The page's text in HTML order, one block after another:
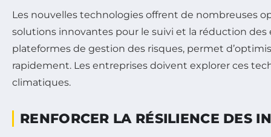
Les nouvelles technologies offrent de nombreuses
solutions innovantes pour le suivi et la réduction des
plateformes de gestion des risques, permet
rapidement. Les entreprises doivent explorer ces
climatiques.
RENFORCER LA RÉSILIENCE DES